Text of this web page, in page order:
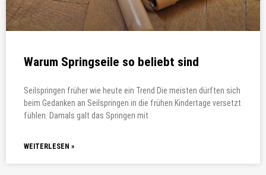
Warum Springseile so beliebt sind
Seilspringen früher wie heute ein Trend Die meisten dürften sich
beim Gedanken an Seilspringen in die frühen Kindertage versetzt
fühlen. Damals galt das Springen mit
WEITERLESEN »